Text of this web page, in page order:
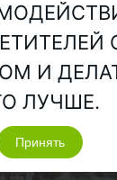
И
ЛУЧШЕ.
Принять